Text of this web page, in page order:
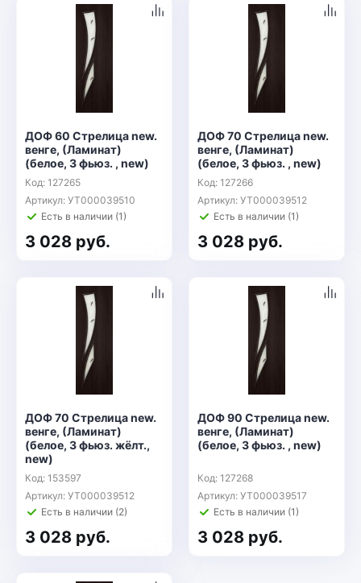
ДОФ 60 Стрелица new.
венге, (Ламинат)
(белое, 3 фьюз. , new)
Код: 127265
Артикул: УТ000039510
Есть в наличии (1)
3 028 руб.
ДОФ 70 Стрелица new.
венге, (Ламинат)
(белое, 3 фьюз. , new)
Код: 127266
Артикул: УТ000039512
Есть в наличии (1)
3 028 руб.
ДОФ 70 Стрелица new.
венге, (Ламинат)
(белое, 3 фьюз. жёлт.,
new)
Код: 153597
Артикул: УТ000039512
Есть в наличии (2)
3 028 руб.
ДОФ 90 Стрелица new.
венге, (Ламинат)
(белое, 3 фьюз. , new)
Код: 127268
Артикул: УТ000039517
Есть в наличии (1)
3 028 руб.